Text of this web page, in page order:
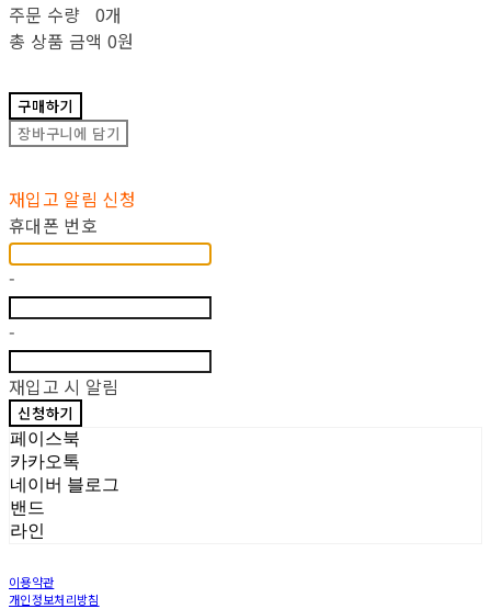
주문 수량
0개
총 상품 금액 0원
구매하기
장바구니에 담기
재입고 알림 신청
휴대폰 번호
-
-
재입고 시 알림
신청하기
페이스북
카카오톡
네이버 블로그
밴드
라인
이용약관
개인정보처리방침